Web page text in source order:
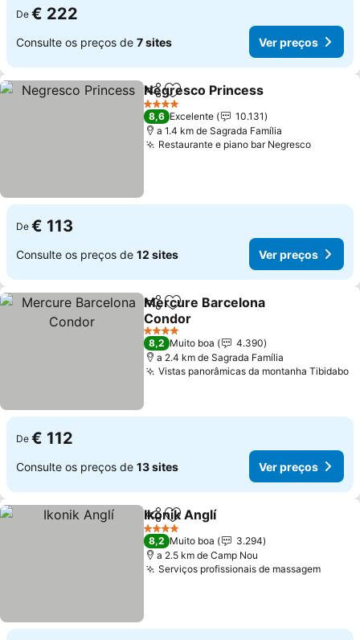
De € 222
Consulte os preços de 7 sites Ver preços
PartilharAdicionar aos favoritos
Negresco Princess
4 Estrelas
8,6 Excelente
10.131
a 1.4 km de Sagrada Família
Restaurante e piano bar Negresco
De € 113
Consulte os preços de 12 sites Ver preços
PartilharAdicionar aos favoritos
Mercure Barcelona
Condor
4 Estrelas
8,2 Muito boa
4.390
a 2.4 km de Sagrada Família
Vistas panorâmicas da montanha Tibidabo
De € 112
Consulte os preços de 13 sites Ver preços
PartilharAdicionar aos favoritos
Ikonik Anglí
4 Estrelas
8,2 Muito boa
3.294
a 2.5 km de Camp Nou
Serviços profissionais de massagem